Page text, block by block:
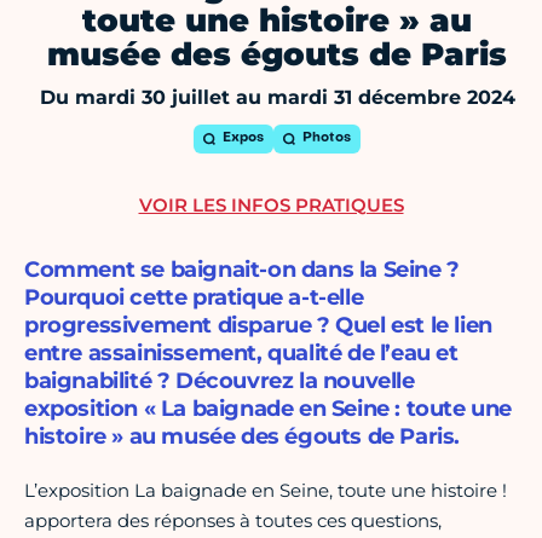
toute une histoire » au
musée des égouts de Paris
Du mardi 30 juillet au mardi 31 décembre 2024
Expos Photos
Comment se baignait-on dans la Seine ?
Pourquoi cette pratique a-t-elle
progressivement disparue ? Quel est le lien
entre assainissement, qualité de l’eau et
baignabilité ? Découvrez la nouvelle
exposition « La baignade en Seine : toute une
histoire » au musée des égouts de Paris.
L’exposition La baignade en Seine, toute une histoire !
apportera des réponses à toutes ces questions,
VOIR LES INFOS PRATIQUES